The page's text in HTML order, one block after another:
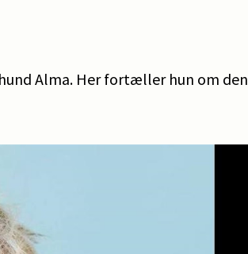
Alma. Her fortæller hun om den